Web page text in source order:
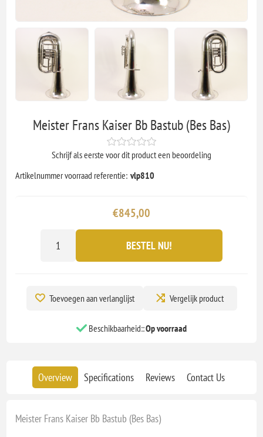
Meister Frans Kaiser Bb Bastub (Bes Bas)
Schrijf als eerste voor dit product een beoordeling
Artikelnummer voorraad referentie: vlp810
€845,00
BESTEL NU!
Toevoegen aan verlanglijst Vergelijk product
Beschikbaarheid::Op voorraad
Overview Specifications Reviews Contact Us
Meister Frans Kaiser Bb Bastub (Bes Bas)